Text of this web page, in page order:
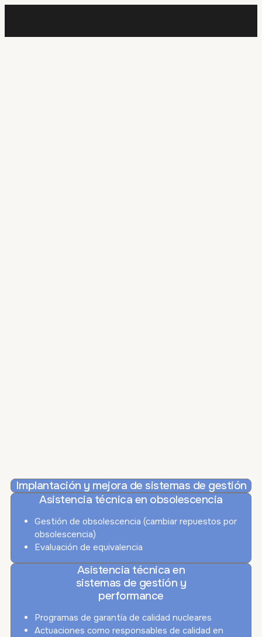
Implantación y mejora de sistemas de gestión
Asistencia técnica en obsolescencia
Gestión de obsolescencia (cambiar repuestos por
obsolescencia)
Evaluación de equivalencia
Asistencia técnica en
sistemas de gestión y
performance
Programas de garantía de calidad nucleares
Actuaciones como responsables de calidad en